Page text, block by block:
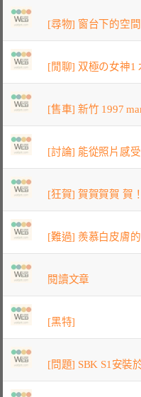
[尋物] 窗台下的空間
[閒聊] 双極の女神1
[售車] 新竹 1997
[討論] 能從照片感
[狂賀] 賀賀賀賀 賀
[難過] 羨慕白皮膚
閱讀文章
[黑特]
[問題] SBK S1安裝